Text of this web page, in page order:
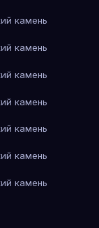
камень
камень
камень
камень
камень
камень
камень